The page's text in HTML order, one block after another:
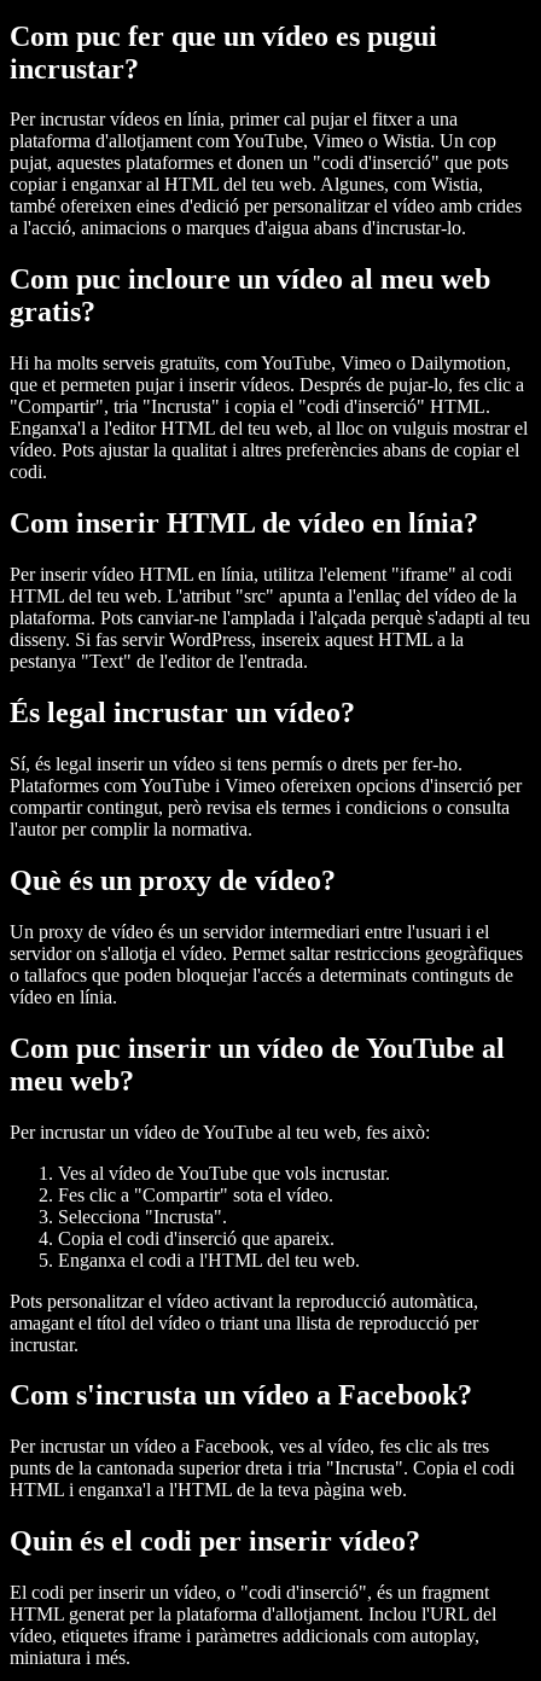
Com puc fer que un vídeo es pugui
incrustar?
Per incrustar vídeos en línia, primer cal pujar el fitxer a una
plataforma d'allotjament com YouTube, Vimeo o Wistia. Un cop
pujat, aquestes plataformes et donen un "codi d'inserció" que pots
copiar i enganxar al HTML del teu web. Algunes, com Wistia,
també ofereixen eines d'edició per personalitzar el vídeo amb crides
a l'acció, animacions o marques d'aigua abans d'incrustar-lo.
Com puc incloure un vídeo al meu web
gratis?
Hi ha molts serveis gratuïts, com YouTube, Vimeo o Dailymotion,
que et permeten pujar i inserir vídeos. Després de pujar-lo, fes clic a
"Compartir", tria "Incrusta" i copia el "codi d'inserció" HTML.
Enganxa'l a l'editor HTML del teu web, al lloc on vulguis mostrar el
vídeo. Pots ajustar la qualitat i altres preferències abans de copiar el
codi.
Com inserir HTML de vídeo en línia?
Per inserir vídeo HTML en línia, utilitza l'element "iframe" al codi
HTML del teu web. L'atribut "src" apunta a l'enllaç del vídeo de la
plataforma. Pots canviar-ne l'amplada i l'alçada perquè s'adapti al teu
disseny. Si fas servir WordPress, insereix aquest HTML a la
pestanya "Text" de l'editor de l'entrada.
És legal incrustar un vídeo?
Sí, és legal inserir un vídeo si tens permís o drets per fer-ho.
Plataformes com YouTube i Vimeo ofereixen opcions d'inserció per
compartir contingut, però revisa els termes i condicions o consulta
l'autor per complir la normativa.
Què és un proxy de vídeo?
Un proxy de vídeo és un servidor intermediari entre l'usuari i el
servidor on s'allotja el vídeo. Permet saltar restriccions geogràfiques
o tallafocs que poden bloquejar l'accés a determinats continguts de
vídeo en línia.
Com puc inserir un vídeo de YouTube al
meu web?
Per incrustar un vídeo de YouTube al teu web, fes això:
Ves al vídeo de YouTube que vols incrustar.
Fes clic a "Compartir" sota el vídeo.
Selecciona "Incrusta".
Copia el codi d'inserció que apareix.
Enganxa el codi a l'HTML del teu web.
Pots personalitzar el vídeo activant la reproducció automàtica,
amagant el títol del vídeo o triant una llista de reproducció per
incrustar.
Com s'incrusta un vídeo a Facebook?
Per incrustar un vídeo a Facebook, ves al vídeo, fes clic als tres
punts de la cantonada superior dreta i tria "Incrusta". Copia el codi
HTML i enganxa'l a l'HTML de la teva pàgina web.
Quin és el codi per inserir vídeo?
El codi per inserir un vídeo, o "codi d'inserció", és un fragment
HTML generat per la plataforma d'allotjament. Inclou l'URL del
vídeo, etiquetes iframe i paràmetres addicionals com autoplay,
miniatura i més.